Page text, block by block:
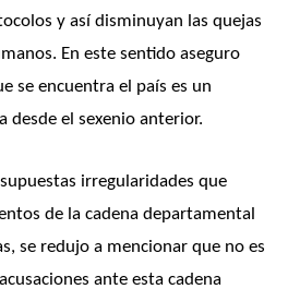
y así disminuyan las quejas
En este sentido aseguro
se encuentra el país es un
desde el sexenio anterior.
irregularidades que
de la cadena departamental
se redujo a mencionar que no es
ante esta cadena